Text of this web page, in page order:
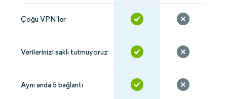
Çoğu VPN’ler
Verilerinizi saklı tutmuyoruz
Aynı anda 5 bağlantı